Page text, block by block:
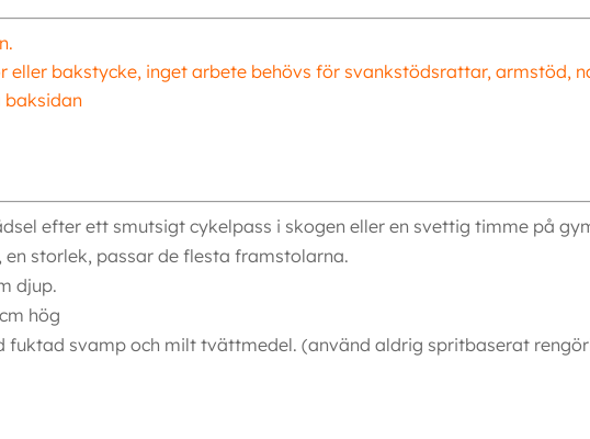
eller bakstycke, inget arbete behövs för svankstödsrattar, armstöd,
baksidan
efter ett smutsigt cykelpass i skogen eller en svettig timme på
storlek, passar de flesta framstolarna.
djup.
hög
fuktad svamp och milt tvättmedel. (använd aldrig spritbaserat